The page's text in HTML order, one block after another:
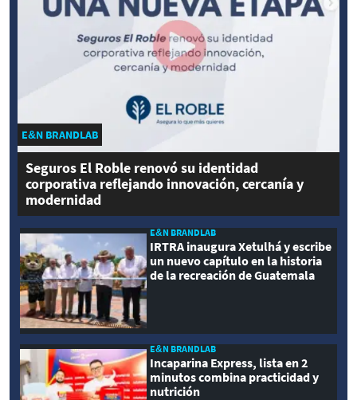
E&N BRANDLAB
Seguros El Roble renovó su identidad
corporativa reflejando innovación, cercanía y
modernidad
E&N BRANDLAB
IRTRA inaugura Xetulhá y escribe
un nuevo capítulo en la historia
de la recreación de Guatemala
E&N BRANDLAB
Incaparina Express, lista en 2
minutos combina practicidad y
nutrición